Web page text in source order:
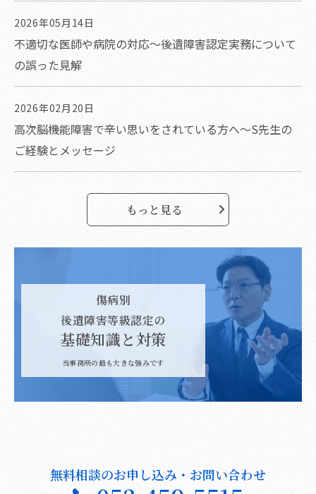
2026年05月14日
不適切な医師や病院の対応～後遺障害認定実務について
の誤った見解
2026年02月20日
高次脳機能障害で辛い思いをされている方へ～S先生の
ご経験とメッセージ
もっと見る
傷病別
後遺障害等級認定の
基礎知識と対策
当事務所の最も大きな強みです
無料相談のお申し込み・お問い合わせ